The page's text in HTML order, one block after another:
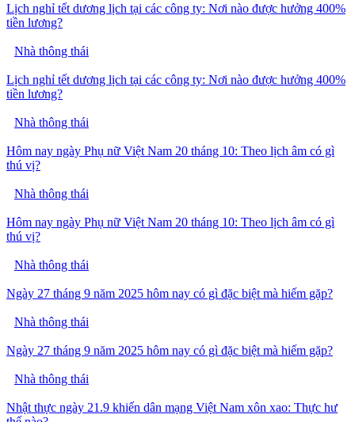
Lịch nghỉ tết dương lịch tại các công ty: Nơi nào được hưởng 400%
tiền lương?
Nhà thông thái
Lịch nghỉ tết dương lịch tại các công ty: Nơi nào được hưởng 400%
tiền lương?
Nhà thông thái
Hôm nay ngày Phụ nữ Việt Nam 20 tháng 10: Theo lịch âm có gì
thú vị?
Nhà thông thái
Hôm nay ngày Phụ nữ Việt Nam 20 tháng 10: Theo lịch âm có gì
thú vị?
Nhà thông thái
Ngày 27 tháng 9 năm 2025 hôm nay có gì đặc biệt mà hiếm gặp?
Nhà thông thái
Ngày 27 tháng 9 năm 2025 hôm nay có gì đặc biệt mà hiếm gặp?
Nhà thông thái
Nhật thực ngày 21.9 khiến dân mạng Việt Nam xôn xao: Thực hư